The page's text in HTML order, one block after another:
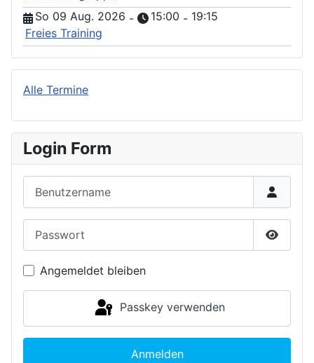
So 09 Aug. 2026 - 15:00 - 19:15
Freies Training
Alle Termine
Login Form
Angemeldet bleiben
Passkey verwenden
Anmelden